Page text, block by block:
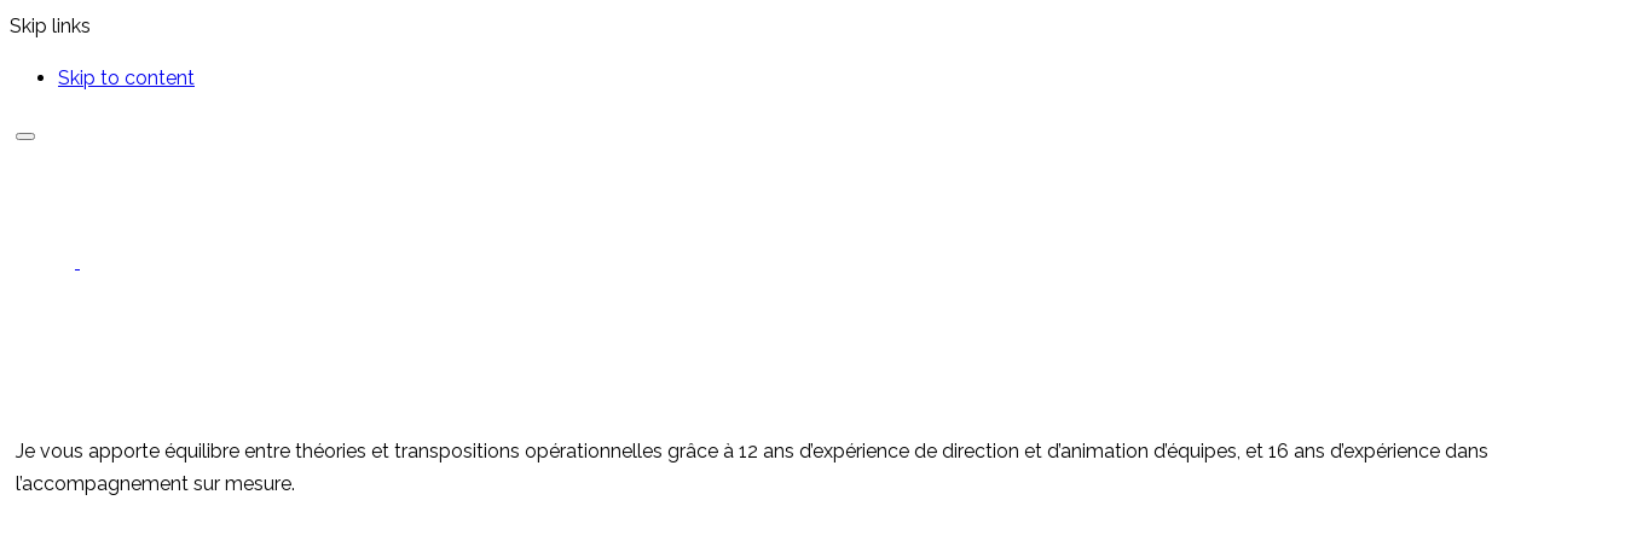
Skip links
Skip to content
Je vous apporte équilibre entre théories et transpositions opérationnelles grâce à 12 ans d’expérience de direction et d’animation d’équipes, et 16 ans d’expérience dans
l’accompagnement sur mesure.